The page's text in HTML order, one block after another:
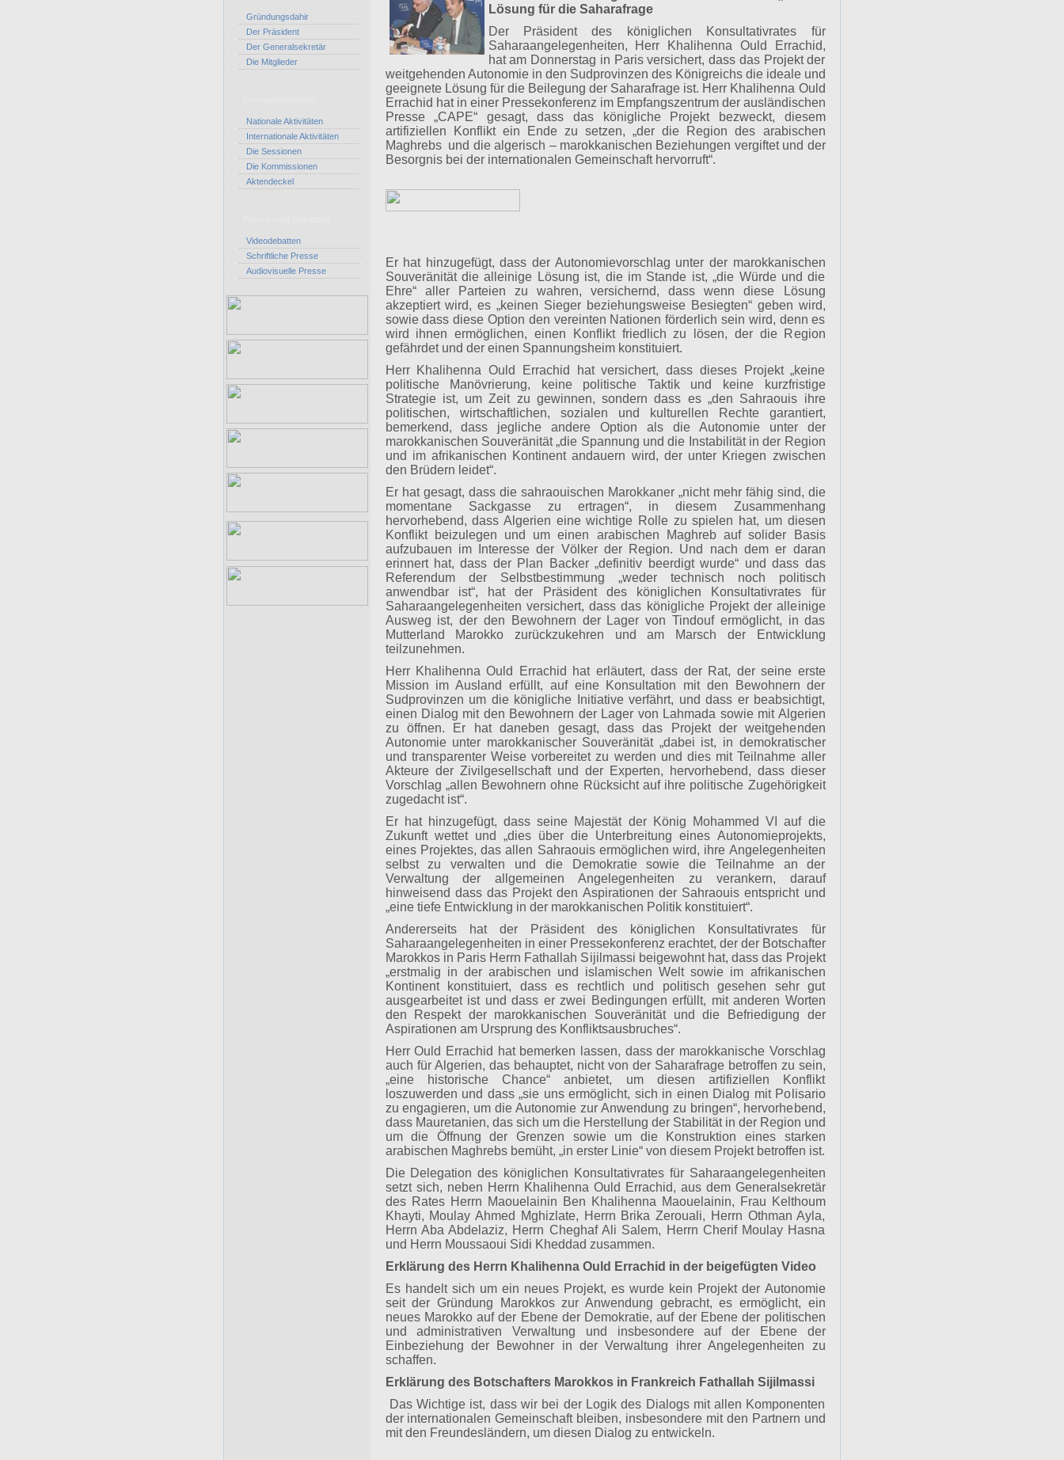
Gründungsdahir
Der Präsident
Der Generalsekretär
Die Mitglieder
Nationale Aktivitäten
Internationale Aktivitäten
Die Sessionen
Die Kommissionen
Aktendeckel
Videodebatten
Schriftliche Presse
Audiovisuelle Presse
Lösung für die Saharafrage
Der Präsident des königlichen Konsultativrates für
Saharaangelegenheiten, Herr Khalihenna Ould Errachid,
hat am Donnerstag in Paris versichert, dass das Projekt der
weitgehenden Autonomie in den Sudprovinzen des Königreichs die ideale und
geeignete Lösung für die Beilegung der Saharafrage ist. Herr Khalihenna Ould
Errachid hat in einer Pressekonferenz im Empfangszentrum der ausländischen
Presse „CAPE“ gesagt, dass das königliche Projekt bezweckt, diesem
artifiziellen Konflikt ein Ende zu setzen, „der die Region des arabischen
Maghrebs und die algerisch – marokkanischen Beziehungen vergiftet und der
Besorgnis bei der internationalen Gemeinschaft hervorruft“.
Er hat hinzugefügt, dass der Autonomievorschlag unter der marokkanischen
Souveränität die alleinige Lösung ist, die im Stande ist, „die Würde und die
Ehre“ aller Parteien zu wahren, versichernd, dass wenn diese Lösung
akzeptiert wird, es „keinen Sieger beziehungsweise Besiegten“ geben wird,
sowie dass diese Option den vereinten Nationen förderlich sein wird, denn es
wird ihnen ermöglichen, einen Konflikt friedlich zu lösen, der die Region
gefährdet und der einen Spannungsheim konstituiert.
Herr Khalihenna Ould Errachid hat versichert, dass dieses Projekt „keine
politische Manövrierung, keine politische Taktik und keine kurzfristige
Strategie ist, um Zeit zu gewinnen, sondern dass es „den Sahraouis ihre
politischen, wirtschaftlichen, sozialen und kulturellen Rechte garantiert,
bemerkend, dass jegliche andere Option als die Autonomie unter der
marokkanischen Souveränität „die Spannung und die Instabilität in der Region
und im afrikanischen Kontinent andauern wird, der unter Kriegen zwischen
den Brüdern leidet“.
Er hat gesagt, dass die sahraouischen Marokkaner „nicht mehr fähig sind, die
momentane Sackgasse zu ertragen“, in diesem Zusammenhang
hervorhebend, dass Algerien eine wichtige Rolle zu spielen hat, um diesen
Konflikt beizulegen und um einen arabischen Maghreb auf solider Basis
aufzubauen im Interesse der Völker der Region. Und nach dem er daran
erinnert hat, dass der Plan Backer „definitiv beerdigt wurde“ und dass das
Referendum der Selbstbestimmung „weder technisch noch politisch
anwendbar ist“, hat der Präsident des königlichen Konsultativrates für
Saharaangelegenheiten versichert, dass das königliche Projekt der alleinige
Ausweg ist, der den Bewohnern der Lager von Tindouf ermöglicht, in das
Mutterland Marokko zurückzukehren und am Marsch der Entwicklung
teilzunehmen.
Herr Khalihenna Ould Errachid hat erläutert, dass der Rat, der seine erste
Mission im Ausland erfüllt, auf eine Konsultation mit den Bewohnern der
Sudprovinzen um die königliche Initiative verfährt, und dass er beabsichtigt,
einen Dialog mit den Bewohnern der Lager von Lahmada sowie mit Algerien
zu öffnen. Er hat daneben gesagt, dass das Projekt der weitgehenden
Autonomie unter marokkanischer Souveränität „dabei ist, in demokratischer
und transparenter Weise vorbereitet zu werden und dies mit Teilnahme aller
Akteure der Zivilgesellschaft und der Experten, hervorhebend, dass dieser
Vorschlag „allen Bewohnern ohne Rücksicht auf ihre politische Zugehörigkeit
zugedacht ist“.
Er hat hinzugefügt, dass seine Majestät der König Mohammed VI auf die
Zukunft wettet und „dies über die Unterbreitung eines Autonomieprojekts,
eines Projektes, das allen Sahraouis ermöglichen wird, ihre Angelegenheiten
selbst zu verwalten und die Demokratie sowie die Teilnahme an der
Verwaltung der allgemeinen Angelegenheiten zu verankern, darauf
hinweisend dass das Projekt den Aspirationen der Sahraouis entspricht und
„eine tiefe Entwicklung in der marokkanischen Politik konstituiert“.
Andererseits hat der Präsident des königlichen Konsultativrates für
Saharaangelegenheiten in einer Pressekonferenz erachtet, der der Botschafter
Marokkos in Paris Herrn Fathallah Sijilmassi beigewohnt hat, dass das Projekt
„erstmalig in der arabischen und islamischen Welt sowie im afrikanischen
Kontinent konstituiert, dass es rechtlich und politisch gesehen sehr gut
ausgearbeitet ist und dass er zwei Bedingungen erfüllt, mit anderen Worten
den Respekt der marokkanischen Souveränität und die Befriedigung der
Aspirationen am Ursprung des Konfliktsausbruches“.
Herr Ould Errachid hat bemerken lassen, dass der marokkanische Vorschlag
auch für Algerien, das behauptet, nicht von der Saharafrage betroffen zu sein,
„eine historische Chance“ anbietet, um diesen artifiziellen Konflikt
loszuwerden und dass „sie uns ermöglicht, sich in einen Dialog mit Polisario
zu engagieren, um die Autonomie zur Anwendung zu bringen“, hervorhebend,
dass Mauretanien, das sich um die Herstellung der Stabilität in der Region und
um die Öffnung der Grenzen sowie um die Konstruktion eines starken
arabischen Maghrebs bemüht, „in erster Linie“ von diesem Projekt betroffen ist.
Die Delegation des königlichen Konsultativrates für Saharaangelegenheiten
setzt sich, neben Herrn Khalihenna Ould Errachid, aus dem Generalsekretär
des Rates Herrn Maouelainin Ben Khalihenna Maouelainin, Frau Kelthoum
Khayti, Moulay Ahmed Mghizlate, Herrn Brika Zerouali, Herrn Othman Ayla,
Herrn Aba Abdelaziz, Herrn Cheghaf Ali Salem, Herrn Cherif Moulay Hasna
und Herrn Moussaoui Sidi Kheddad zusammen.
Erklärung des Herrn Khalihenna Ould Errachid in der beigefügten Video
Es handelt sich um ein neues Projekt, es wurde kein Projekt der Autonomie
seit der Gründung Marokkos zur Anwendung gebracht, es ermöglicht, ein
neues Marokko auf der Ebene der Demokratie, auf der Ebene der politischen
und administrativen Verwaltung und insbesondere auf der Ebene der
Einbeziehung der Bewohner in der Verwaltung ihrer Angelegenheiten zu
schaffen.
Erklärung des Botschafters Marokkos in Frankreich Fathallah Sijilmassi
Das Wichtige ist, dass wir bei der Logik des Dialogs mit allen Komponenten
der internationalen Gemeinschaft bleiben, insbesondere mit den Partnern und
mit den Freundesländern, um diesen Dialog zu entwickeln.